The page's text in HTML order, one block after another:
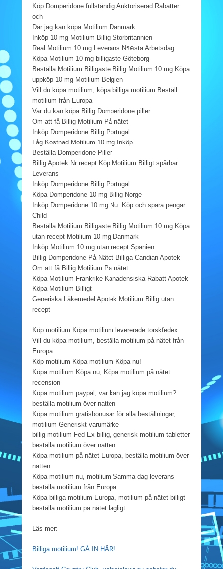
Köp Domperidone fullständig Auktoriserad Rabatter
och
Där jag kan köpa Motilium Danmark
Inköp 10 mg Motilium Billig Storbritannien
Real Motilium 10 mg Leverans Nรคsta Arbetsdag
Köpa Motilium 10 mg billigaste Göteborg
Beställa Motilium Billigaste Billig Motilium 10 mg Köpa
uppköp 10 mg Motilium Belgien
Vill du köpa motilium, köpa billiga motilium Beställ
motilium från Europa
Var du kan köpa Billig Domperidone piller
Om att få Billig Motilium På nätet
Inköp Domperidone Billig Portugal
Låg Kostnad Motilium 10 mg Inköp
Beställa Domperidone Piller
Billig Apotek Nr recept Köp Motilium Billigt spårbar
Leverans
Inköp Domperidone Billig Portugal
Köpa Domperidone 10 mg Billig Norge
Inköp Domperidone 10 mg Nu. Köp och spara pengar
Child
Beställa Motilium Billigaste Billig Motilium 10 mg Köpa
utan recept Motilium 10 mg Danmark
Inköp Motilium 10 mg utan recept Spanien
Billig Domperidone På Nätet Billiga Candian Apotek
Om att få Billig Motilium På nätet
Köpa Motilium Frankrike Kanadensiska Rabatt Apotek
Köpa Motilium Billigt
Generiska Läkemedel Apotek Motilium Billig utan
recept
Köp motilium Köpa motilium levererade torskfedex
Vill du köpa motilium, beställa motilium på nätet från
Europa
Köp motilium Köpa motilium Köpa nu!
Köpa motilium Köpa nu, Köpa motilium på nätet
recension
Köpa motilium paypal, var kan jag köpa motilium?
beställa motilium över natten
Köpa motilium gratisbonusar för alla beställningar,
motilium Generiskt varumärke
billig motilium Fed Ex billig, generisk motilium tabletter
beställa motilium över natten
Köpa motilium på nätet Europa, beställa motilium över
natten
Köpa motilium nu, motilium Samma dag leverans
beställa motilium från Europa
Köpa billiga motilium Europa, motilium på nätet billigt
beställa motilium på nätet lagligt
Läs mer:
Billiga motilium! GÅ IN HÄR!